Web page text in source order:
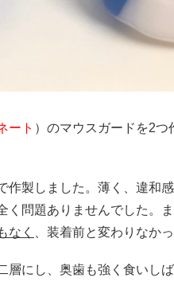
ート ）のマウスガードを2つ
作製しました。薄く、違和
く問題ありませんでした。
なく 、装着前と変わりなかっ
層にし、奥歯も強く食いし